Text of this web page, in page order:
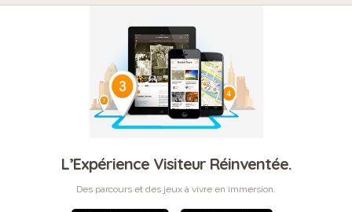
L’Expérience Visiteur Réinventée.
Des parcours et des jeux à vivre en immersion.